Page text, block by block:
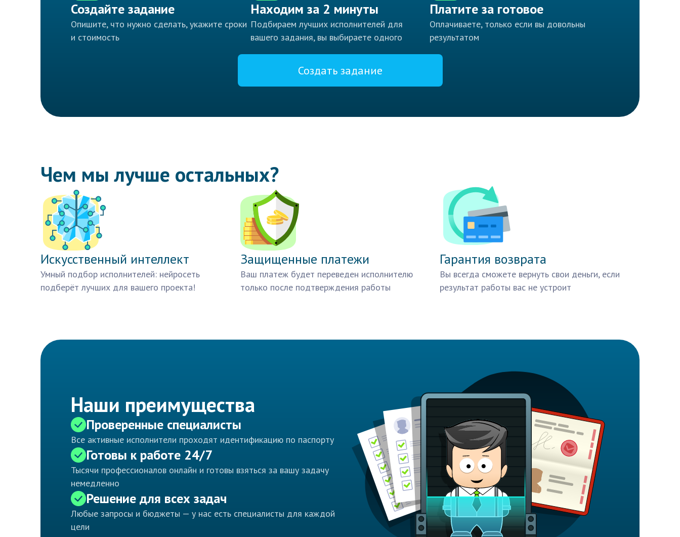
Создайте задание
Опишите, что нужно сделать, укажите сроки
и стоимость
Находим за 2 минуты
Подбираем лучших исполнителей для
вашего задания, вы выбираете одного
Платите за готовое
Оплачиваете, только если вы довольны
результатом
Создать задание
Чем мы лучше остальных?
Искусственный интеллект
Умный подбор исполнителей: нейросеть
подберёт лучших для вашего проекта!
Защищенные платежи
Ваш платеж будет переведен исполнителю
только после подтверждения работы
Гарантия возврата
Вы всегда сможете вернуть свои деньги, если
результат работы вас не устроит
Наши преимущества
Проверенные специалисты
Все активные исполнители проходят идентификацию по паспорту
Готовы к работе 24/7
Тысячи профессионалов онлайн и готовы взяться за вашу задачу
немедленно
Решение для всех задач
Любые запросы и бюджеты — у нас есть специалисты для каждой
цели